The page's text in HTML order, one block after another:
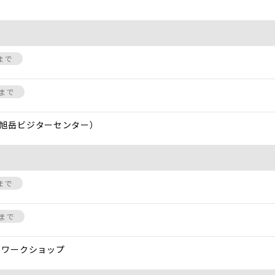
で
で
岳ビジターセンター）
で
で
ークショップ